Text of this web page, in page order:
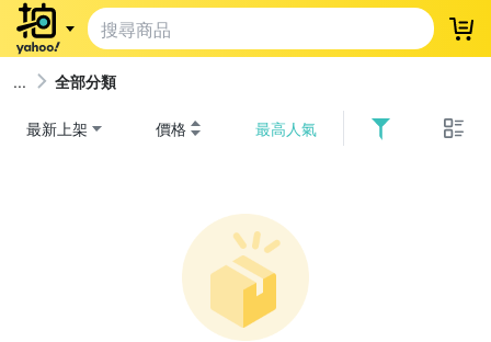
登
全部分類
最新上架 價格 最高人氣